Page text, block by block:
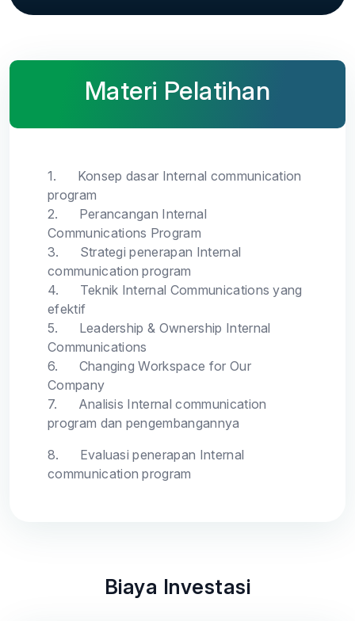
Materi Pelatihan
1.
Konsep dasar Internal communication
program
2.
Perancangan Internal
Communications Program
3.
Strategi penerapan Internal
communication program
4.
Teknik Internal Communications yang
efektif
5.
Leadership & Ownership Internal
Communications
6.
Changing Workspace for Our
Company
7.
Analisis Internal communication
program dan pengembangannya
8.
Evaluasi penerapan Internal
communication program
Biaya Investasi